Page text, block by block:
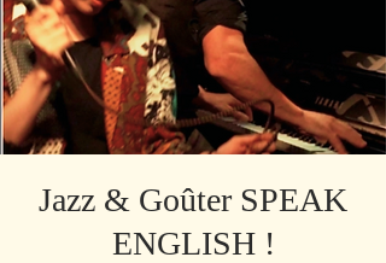
Jazz & Goûter SPEAK
ENGLISH !